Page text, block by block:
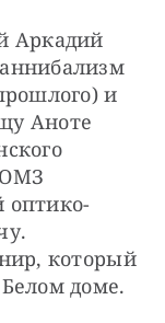
Аркадий
и
Аноте
оптико-
который
доме.